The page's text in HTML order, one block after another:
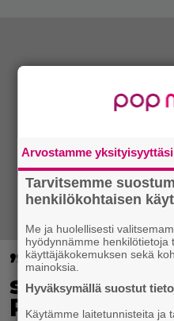
samassa
Renny
Arvostamme yksityisyyttäsi
Tarvitsemme
henkilökohtaisen
Me ja huolellisesti
hyödynnämme henkilötietoja
käyttäjäkokemuksen sekä
mainoksia.
Hyväksymällä suostut
Käytämme laitetunnisteita ja